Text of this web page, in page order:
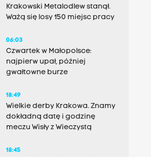
Krakowski Metalodlew stanął.
Ważą się losy 150 miejsc pracy
06:03
Czwartek w Małopolsce:
najpierw upał, później
gwałtowne burze
18:49
Wielkie derby Krakowa. Znamy
dokładną datę i godzinę
meczu Wisły z Wieczystą
18:45